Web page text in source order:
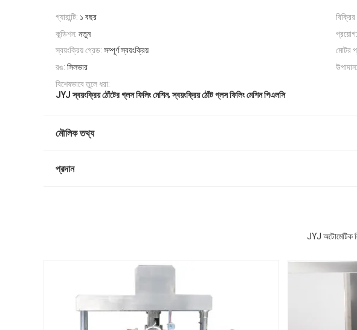
গ্যারান্টি: ১ বছর
কন্ডিশন: নতুন প্রয়োগ:
স্বয়ংক্রিয় গ্রেড: সম্পূর্ণ স্বয়ংক্রিয় মোটর
রঙ: সিলভার উপাদান:
বিশেষভাবে তুলে ধরা:
JYJ স্বয়ংক্রিয় ঠোঁটের গ্লস ফিলিং মেশিন,স্বয়ংক্রিয় ঠোঁট গ্লস ফিলিং মেশিন পিএলসি
মৌলিক তথ্য
প্রদান
JYJ অটোমেটিক